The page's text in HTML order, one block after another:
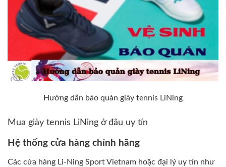
Hướng dẫn bảo quản giày tennis LiNing
Mua giày tennis LiNing ở đâu uy tín
Hệ thống cửa hàng chính hãng
Các cửa hàng Li-Ning Sport Vietnam hoặc đại lý uy tín như